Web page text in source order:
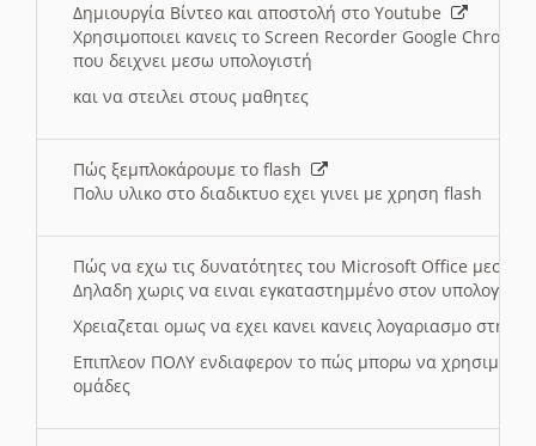
Δημιουργία Βίντεο και αποστολή στο Youtube
Χρησιμοποιει κανεις το Screen Recorder Google Chrome
που δειχνει μεσω υπολογιστή
και να στειλει στους μαθητες
Πώς ξεμπλοκάρουμε το flash
Πολυ υλικο στο διαδικτυο εχει γινει με χρηση flash
Πώς να εχω τις δυνατότητες του Microsoft Office μεσω
Δηλαδη χωρις να ειναι εγκαταστημμένο στον
Χρειαζεται ομως να εχει κανει κανεις λογαριασμο στη
Επιπλεον ΠΟΛΥ ενδιαφερον το πώς μπορω να
ομάδες